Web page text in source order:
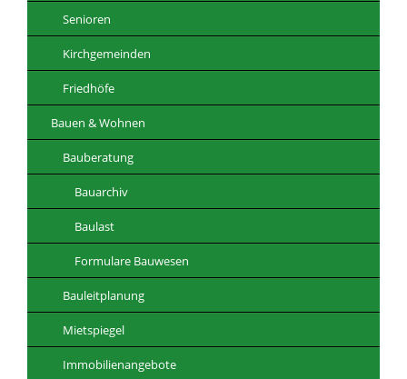
Senioren
Kirchgemeinden
Friedhöfe
Bauen & Wohnen
Bauberatung
Bauarchiv
Baulast
Formulare Bauwesen
Bauleitplanung
Mietspiegel
Immobilienangebote